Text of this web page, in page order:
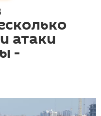
атаки
-